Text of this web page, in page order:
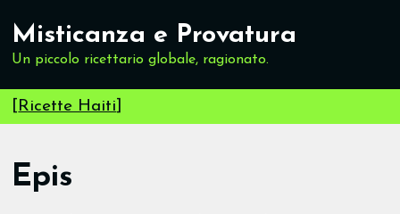
Misticanza e Provatura
Un piccolo ricettario globale, ragionato.
[Ricette Haiti]
Epis